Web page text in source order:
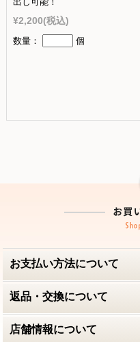
¥2,200(税込)
数量： 個
お支払い方法について
返品・交換について
店舗情報について